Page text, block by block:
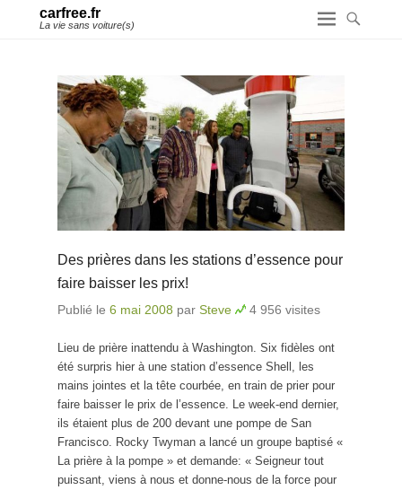
carfree.fr
La vie sans voiture(s)
Des prières dans les stations d’essence pour
faire baisser les prix!
Publié le 6 mai 2008 par Steve 4 956 visites
Lieu de prière inattendu à Washington. Six fidèles ont
été surpris hier à une station d’essence Shell, les
mains jointes et la tête courbée, en train de prier pour
faire baisser le prix de l’essence. Le week-end dernier,
ils étaient plus de 200 devant une pompe de San
Francisco. Rocky Twyman a lancé un groupe baptisé «
La prière à la pompe » et demande: « Seigneur tout
puissant, viens à nous et donne-nous de la force pour